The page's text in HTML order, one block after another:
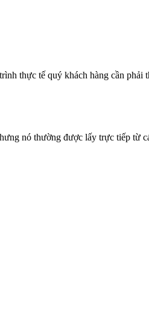
thực tế quý khách hàng cần phải
nó thường được lấy trực tiếp từ